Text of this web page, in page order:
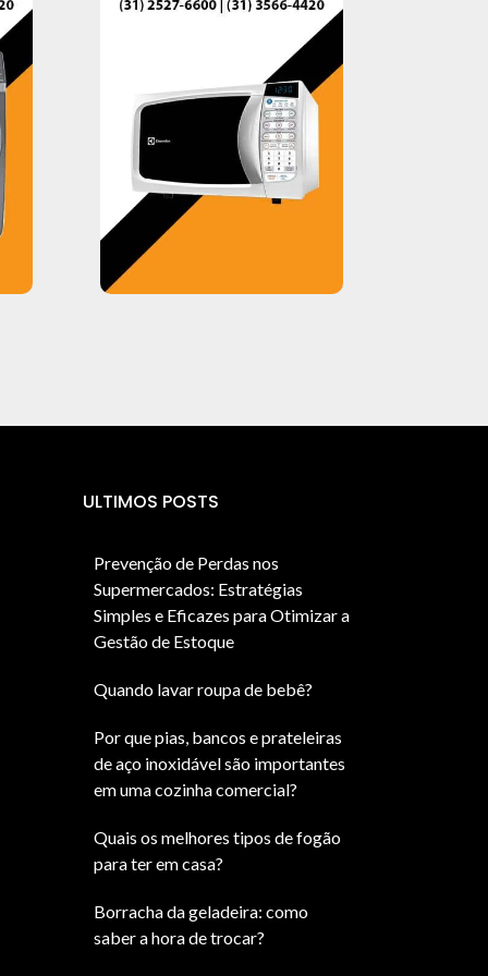
ULTIMOS POSTS
Prevenção de Perdas nos
Supermercados: Estratégias
Simples e Eficazes para Otimizar a
Gestão de Estoque
Quando lavar roupa de bebê?
Por que pias, bancos e prateleiras
de aço inoxidável são importantes
em uma cozinha comercial?
Quais os melhores tipos de fogão
para ter em casa?
Borracha da geladeira: como
saber a hora de trocar?